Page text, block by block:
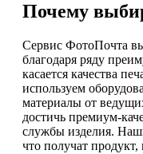
Почему
Сервис ФотоПочта
благодаря ряду
касается качества
используем
материалы от
достичь премиум-
службы изделия.
что получат